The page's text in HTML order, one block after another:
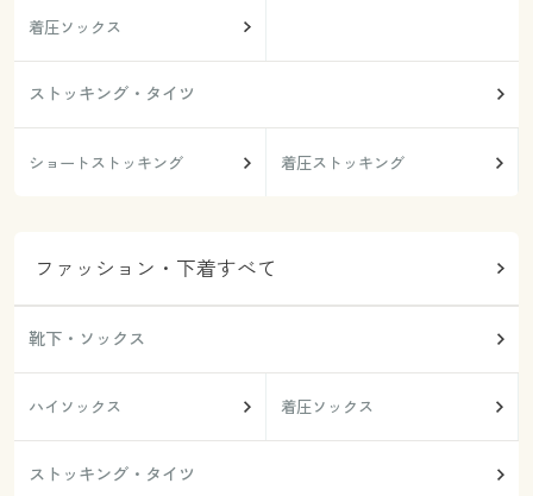
着圧ソックス
ストッキング・タイツ
ショートストッキング 着圧ストッキング
ファッション・下着すべて
靴下・ソックス
ハイソックス 着圧ソックス
ストッキング・タイツ